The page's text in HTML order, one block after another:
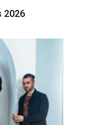
2026